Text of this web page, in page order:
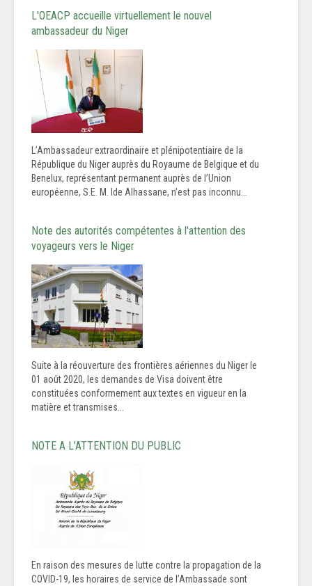
L'OEACP accueille virtuellement le nouvel
ambassadeur du Niger
L’Ambassadeur extraordinaire et plénipotentiaire de la
République du Niger auprès du Royaume de Belgique et du
Benelux, représentant permanent auprès de l’Union
européenne, S.E. M. Ide Alhassane, n’est pas inconnu...
Note des autorités compétentes à l'attention des
voyageurs vers le Niger
Suite à la réouverture des frontières aériennes du Niger le
01 août 2020, les demandes de Visa doivent être
constituées conformement aux textes en vigueur en la
matière et transmises...
NOTE A L’ATTENTION DU PUBLIC
En raison des mesures de lutte contre la propagation de la
COVID-19, les horaires de service de l’Ambassade sont